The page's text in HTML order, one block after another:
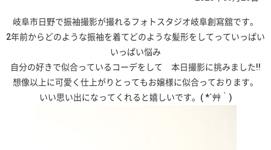
岐阜市日野で振袖撮影が撮れるフォトスタジオ岐阜創寫舘です。
2年前からどのような振袖を着てどのような髪形をしてっていっぱい
いっぱい悩み
自分の好きで似合っているコーデをして 本日撮影に挑みました!!
想像以上に可愛く仕上がりとってもお嬢様に似合っております。
いい思い出になってくれると嬉しいです。( *´艸｀)